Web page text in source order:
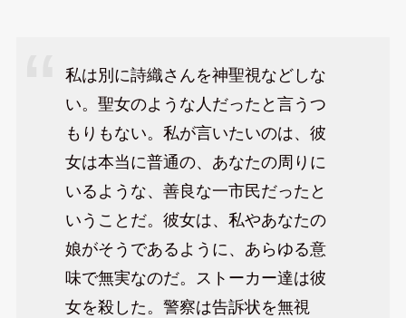
私は別に詩織さんを神聖視などしな
い。聖女のような人だったと言うつ
もりもない。私が言いたいのは、彼
女は本当に普通の、あなたの周りに
いるような、善良な一市民だったと
いうことだ。彼女は、私やあなたの
娘がそうであるように、あらゆる意
味で無実なのだ。ストーカー達は彼
女を殺した。警察は告訴状を無視